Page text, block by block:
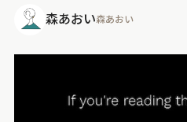
森あおい森あおい